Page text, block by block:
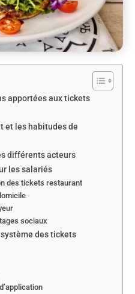
apportées aux tickets
et les habitudes de
différents acteurs
les salariés
des tickets restaurant
sociaux
des tickets